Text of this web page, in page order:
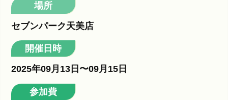
場所
セブンパーク天美店
開催日時
2025年09月13日〜09月15日
参加費